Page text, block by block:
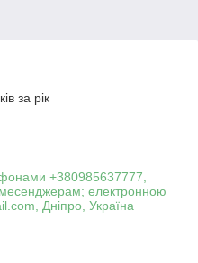
за рік
+380985637777,
електронною
Дніпро, Україна